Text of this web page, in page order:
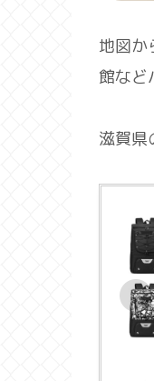
地図か
館など
滋賀県